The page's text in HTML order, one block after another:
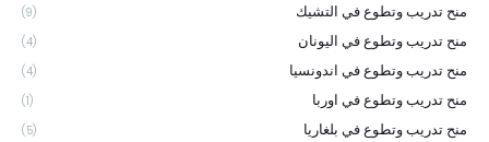
منح تدريب وتطوع في التشيك (9)
منح تدريب وتطوع في اليونان (4)
منح تدريب وتطوع في اندونسيا (4)
منح تدريب وتطوع في اوربا (1)
منح تدريب وتطوع في بلغاريا (5)